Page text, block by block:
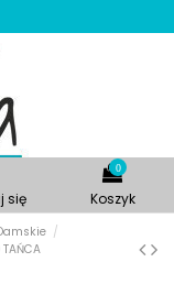
się
0
Koszyk
TAŃCA